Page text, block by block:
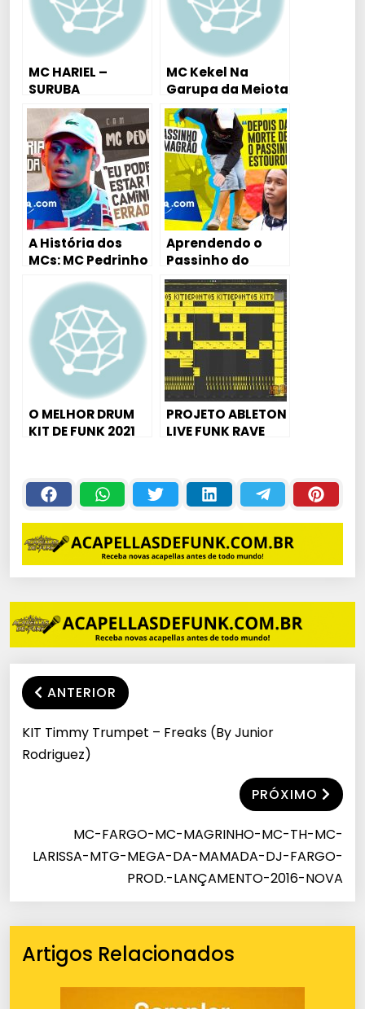
MC HARIEL –
SURUBA
GENERALIZADA
PROD. dIEGO
fERREIRA
MC Kekel Na
Garupa da Meiota
PROD .dIEGO
fERREIRA
A História dos
MCs: MC Pedrinho
– “A Gente Muda
a Vida das
Pessoas”
(KondZilla.com)
Aprendendo o
Passinho do
Magrão, com a
Rainha do
Magrão, o Meno
Saint e o Mano
Gui
(KondZilla.com)
O MELHOR DRUM
KIT DE FUNK 2021
PROJETO ABLETON
LIVE FUNK RAVE
ANTERIOR
KIT Timmy Trumpet – Freaks (By Junior
Rodriguez)
PRÓXIMO
MC-FARGO-MC-MAGRINHO-MC-TH-MC-
LARISSA-MTG-MEGA-DA-MAMADA-DJ-FARGO-
PROD.-LANÇAMENTO-2016-NOVA
Artigos Relacionados